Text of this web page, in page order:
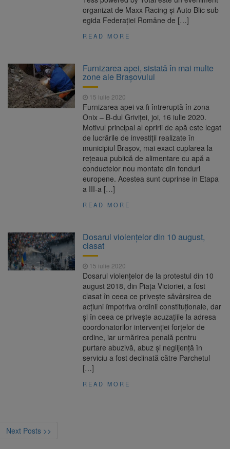
organizat de Maxx Racing și Auto Blic sub
egida Federației Române de […]
READ MORE
Furnizarea apei, sistată în mai multe
zone ale Brașovului
15 iulie 2020
Furnizarea apei va fi întreruptă în zona
Onix – B-dul Griviței, joi, 16 iulie 2020.
Motivul principal al opririi de apă este legat
de lucrările de investiții realizate în
municipiul Brașov, mai exact cuplarea la
rețeaua publică de alimentare cu apă a
conductelor nou montate din fonduri
europene. Acestea sunt cuprinse in Etapa
a III-a […]
READ MORE
Dosarul violenţelor din 10 august,
clasat
15 iulie 2020
Dosarul violenţelor de la protestul din 10
august 2018, din Piaţa Victoriei, a fost
clasat în ceea ce priveşte săvârşirea de
acţiuni împotriva ordinii constituţionale, dar
şi în ceea ce priveşte acuzaţiile la adresa
coordonatorilor intervenţiei forţelor de
ordine, iar urmărirea penală pentru
purtare abuzivă, abuz şi neglijenţă în
serviciu a fost declinată către Parchetul
[…]
READ MORE
Next Posts >>